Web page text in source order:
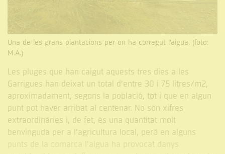
Una de les grans plantacions per on ha corregut l'aigua. (foto:
M.A.)
Les pluges que han caigut aquests tres dies a les
Garrigues han deixat un total d’entre 30 i 75 litres/m2,
aproximadament, segons la població, tot i que en algun
punt pot haver arribat al centenar. No són xifres
extraordinàries i, de fet, és una quantitat molt
benvinguda per a l’agricultura local, però en alguns